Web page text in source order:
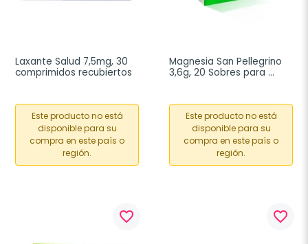
Laxante Salud 7,5mg, 30
comprimidos recubiertos
Este producto no está
disponible para su
compra en este país o
región.
Magnesia San Pellegrino
3,6g, 20 Sobres para
Este producto no está
disponible para su
compra en este país o
región.
favorite_border favorite_border